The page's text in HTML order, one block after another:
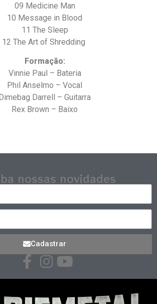
09 Medicine Man
10 Message in Blood
11 The Sleep
12 The Art of Shredding
Formação:
Vinnie Paul – Bateria
Phil Anselmo – Vocal
Dimebag Darrell – Guitarra
Rex Brown – Baixo
nossas novidades
Cadastrar